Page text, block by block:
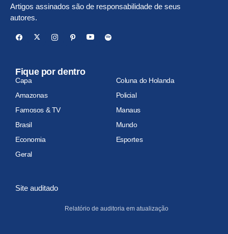
Artigos assinados são de responsabilidade de seus
autores.
Fique por dentro
Capa
Coluna do Holanda
Amazonas
Policial
Famosos & TV
Manaus
Brasil
Mundo
Economia
Esportes
Geral
Site auditado
Relatório de auditoria em atualização